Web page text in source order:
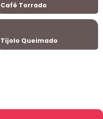
Café Torrado
Tijolo Queimado